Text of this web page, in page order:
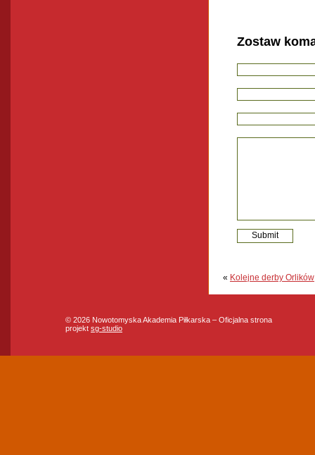
Zostaw
« Kolejne derby Orlików
© 2026 Nowotomyska Akademia Piłkarska – Oficjalna strona
projekt sg-studio